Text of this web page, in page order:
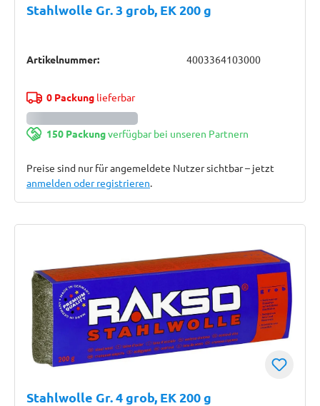
Stahlwolle Gr. 3 grob, EK 200 g
Artikelnummer: 4003364103000
0 Packunglieferbar
150 Packungverfügbar bei unseren Partnern
Preise sind nur für angemeldete Nutzer sichtbar – jetzt
anmelden oder registrieren.
Stahlwolle Gr. 4 grob, EK 200 g